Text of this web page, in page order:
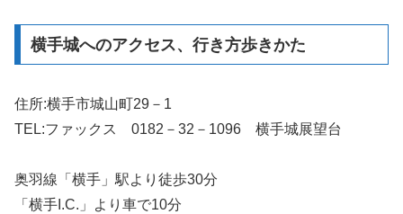
横手城へのアクセス、行き方歩きかた
住所:横手市城山町29－1
TEL:ファックス 0182－32－1096 横手城展望台
奥羽線「横手」駅より徒歩30分
「横手I.C.」より車で10分